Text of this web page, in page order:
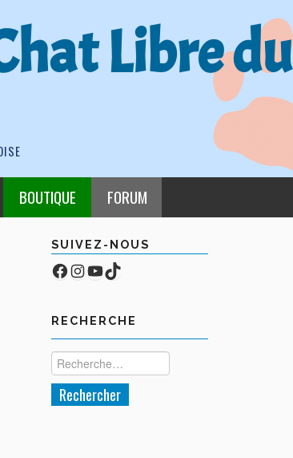
Libre du
BOUTIQUE FORUM
SUIVEZ-NOUS
Facebook
Compte Instagram
YouTube
TikTok
RECHERCHE